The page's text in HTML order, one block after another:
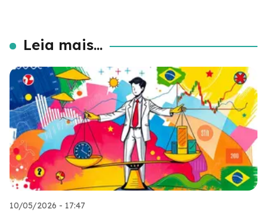
Leia mais...
10/05/2026 - 17:47